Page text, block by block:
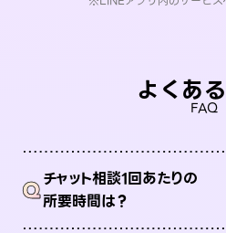
よくあFAQ
Qチャット相談1回あたりの
所要時間は？